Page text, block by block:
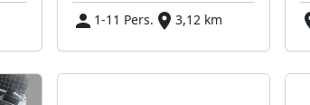
1-11 Pers.
3,12 km